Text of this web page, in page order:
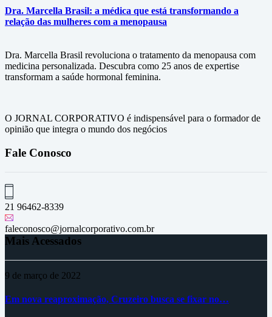
Dra. Marcella Brasil: a médica que está transformando a
relação das mulheres com a menopausa
Dra. Marcella Brasil revoluciona o tratamento da menopausa com
medicina personalizada. Descubra como 25 anos de expertise
transformam a saúde hormonal feminina.
O JORNAL CORPORATIVO é indispensável para o formador de
opinião que integra o mundo dos negócios
Fale Conosco
21 96462-8339
faleconosco@jornalcorporativo.com.br
Mais Acessados
9 de março de 2022
Em nova reaproximação, Cruzeiro busca se fixar no…